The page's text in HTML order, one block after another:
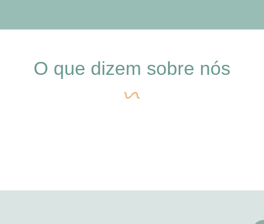
O que dizem sobre nós